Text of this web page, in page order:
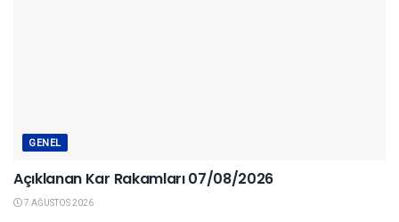
GENEL
Açıklanan Kar Rakamları 07/08/2026
7 AĞUSTOS 2026